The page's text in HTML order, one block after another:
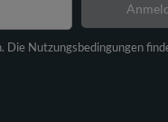
Nutzungsbedingungen